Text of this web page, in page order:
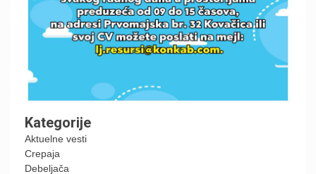
Kategorije
Aktuelne vesti
Crepaja
Debeljača